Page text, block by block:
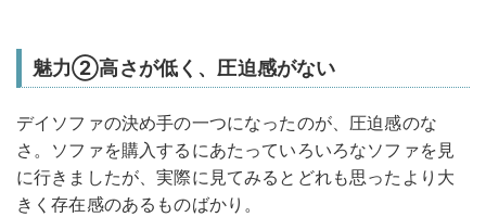
魅力②高さが低く、圧迫感がない
デイソファの決め手の一つになったのが、圧迫感のな
さ。ソファを購入するにあたっていろいろなソファを見
に行きましたが、実際に見てみるとどれも思ったより大
きく存在感のあるものばかり。